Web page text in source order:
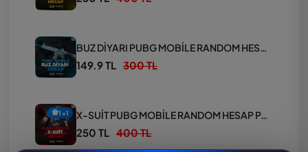
BUZ DİYARI PUBG MOBİLE RANDOM HESAP PAKETİ
149.9 TL 300 TL
1+1 X-SUİT PUBG MOBİLE RANDOM HESAP PAKETİ
250 TL 400 TL